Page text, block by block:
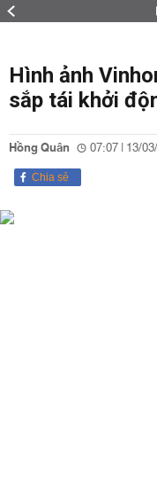
Hình ảnh
sắp tái khởi
Hồng Quân 07:07 | 13/
Chia sẻ